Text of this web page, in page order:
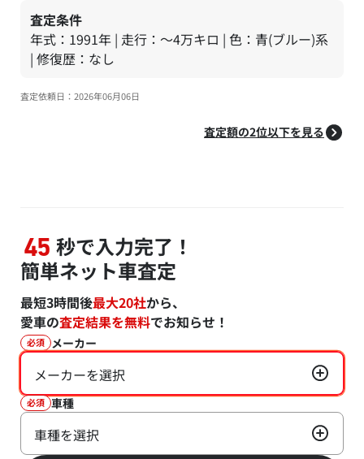
査定条件
年式：1991年 | 走行：～4万キロ | 色：青(ブルー)系
| 修復歴：なし
査定依頼日：2026年06月06日
査定額の2位以下を見る
45 秒で入力完了！
簡単ネット車査定
最短3時間後最大20社から、
愛車の査定結果を無料でお知らせ！
必須 メーカー
メーカーを選択
必須 車種
車種を選択